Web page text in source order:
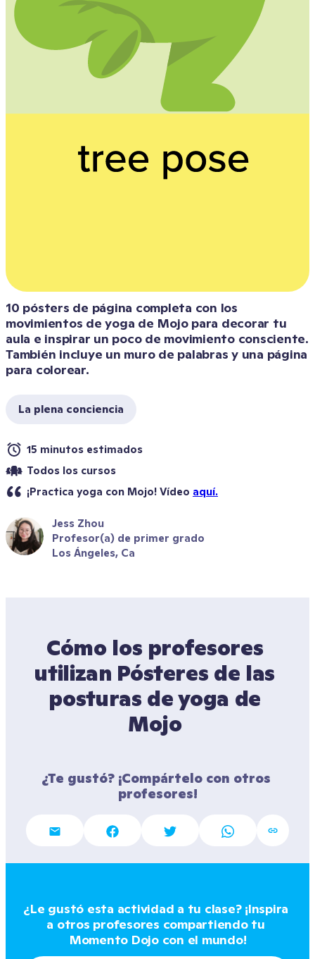
10 pósters de página completa con los
movimientos de yoga de Mojo para decorar tu
aula e inspirar un poco de movimiento consciente.
También incluye un muro de palabras y una página
para colorear.
La plena conciencia
15 minutos estimados
Todos los cursos
¡Practica yoga con Mojo! Vídeo aquí.
Jess Zhou
Profesor(a) de primer grado
Los Ángeles, Ca
Cómo los profesores
utilizan Pósteres de las
posturas de yoga de
¿Te gustó? ¡Compártelo con otros
profesores!
¿Le gustó esta actividad a tu clase? ¡Inspira
a otros profesores compartiendo tu
Momento Dojo con el mundo!